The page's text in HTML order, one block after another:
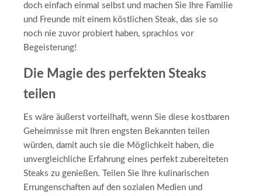
doch einfach einmal selbst und machen Sie Ihre Familie
und Freunde mit einem köstlichen Steak, das sie so
noch nie zuvor probiert haben, sprachlos vor
Begeisterung!
Die Magie des perfekten Steaks
teilen
Es wäre äußerst vorteilhaft, wenn Sie diese kostbaren
Geheimnisse mit Ihren engsten Bekannten teilen
würden, damit auch sie die Möglichkeit haben, die
unvergleichliche Erfahrung eines perfekt zubereiteten
Steaks zu genießen. Teilen Sie Ihre kulinarischen
Errungenschaften auf den sozialen Medien und